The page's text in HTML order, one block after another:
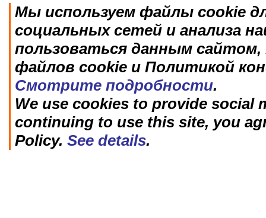
Мы используем файлы cookie
социальных сетей и анализа
пользоваться данным
файлов cookie и Политикой
Смотрите подробности.
We use cookies to provide social
continuing to use this site, you
Policy. See details.